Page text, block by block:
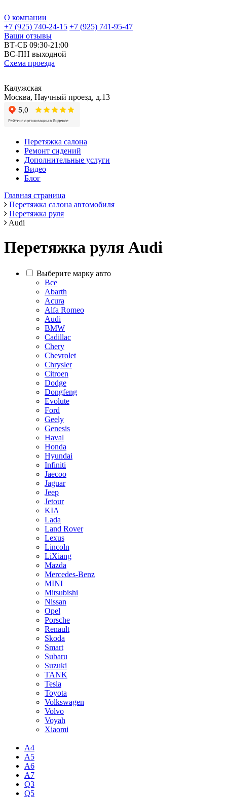
О компании
+7 (925) 740-24-15 +7 (925) 741-95-47
Ваши отзывы
ВТ-СБ 09:30-21:00
ВС-ПН выходной
Схема проезда
Калужская
Москва, Научный проезд, д.13
Перетяжка салона
Ремонт сидений
Дополнительные услуги
Видео
Блог
Главная страница
Перетяжка салона автомобиля
Перетяжка руля
Audi
Перетяжка руля Audi
Выберите марку авто
Все
Abarth
Acura
Alfa Romeo
Audi
BMW
Cadillac
Chery
Chevrolet
Chrysler
Citroen
Dodge
Dongfeng
Evolute
Ford
Geely
Genesis
Haval
Honda
Hyundai
Infiniti
Jaecoo
Jaguar
Jeep
Jetour
KIA
Lada
Land Rover
Lexus
Lincoln
LiXiang
Mazda
Mercedes-Benz
MINI
Mitsubishi
Nissan
Opel
Porsche
Renault
Skoda
Smart
Subaru
Suzuki
TANK
Tesla
Toyota
Volkswagen
Volvo
Voyah
Xiaomi
A4
A5
A6
A7
Q3
Q5